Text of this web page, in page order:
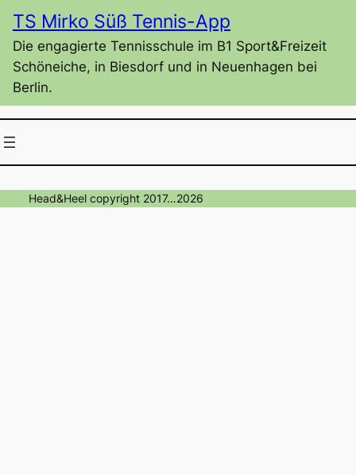
Inhalt
springen
TS Mirko Süß Tennis-App
Die engagierte Tennisschule im B1 Sport&Freizeit
Schöneiche, in Biesdorf und in Neuenhagen bei
Berlin.
Head&Heel copyright 2017…2026